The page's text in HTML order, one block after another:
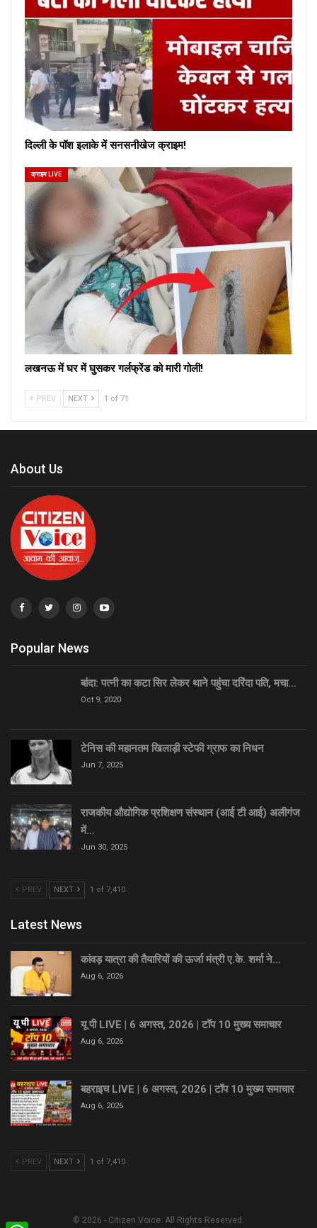
दिल्ली के पॉश इलाके में सनसनीखेज क्राइम!
क्राइम LIVE
लखनऊ में घर में घुसकर गर्लफ्रेंड को मारी गोली!
PREV NEXT 1 of 71
About Us
Popular News
बांदा: पत्नी का कटा सिर लेकर थाने पहुंचा दरिंदा पति, मचा…
Oct 9, 2020
टेनिस की महानतम खिलाड़ी स्टेफी ग्राफ का निधन
Jun 7, 2025
राजकीय औद्योगिक प्रशिक्षण संस्थान (आई टी आई) अलीगंज
में…
Jun 30, 2025
PREV NEXT 1 of 7,410
Latest News
कांवड़ यात्रा की तैयारियों की ऊर्जा मंत्री ए.के. शर्मा ने…
Aug 6, 2026
यू पी LIVE | 6 अगस्त, 2026 | टॉप 10 मुख्य समाचार
Aug 6, 2026
बहराइच LIVE | 6 अगस्त, 2026 | टॉप 10 मुख्य समाचार
Aug 6, 2026
PREV NEXT 1 of 7,410
© 2026 - Citizen Voice. All Rights Reserved.